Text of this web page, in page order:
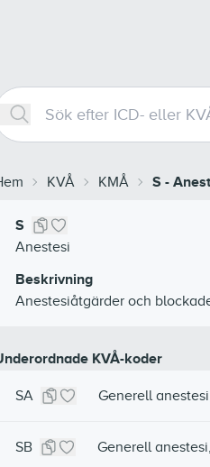
KVÅ KMÅ S -
S
Anestesi
Beskrivning
Anestesiåtgärder och
KVÅ-koder
SA Generell
SB Generell